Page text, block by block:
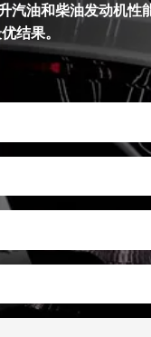
汽油和柴油发动机性
结果。